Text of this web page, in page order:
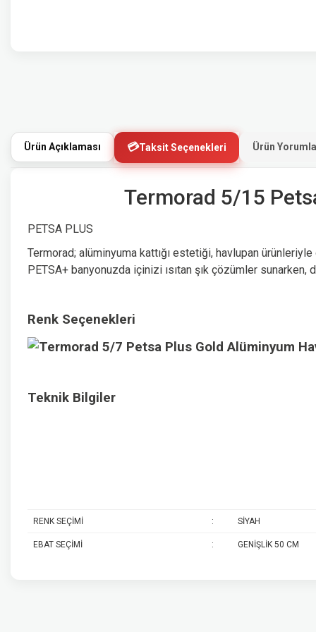
Ürün Açıklaması Taksit Seçenekleri Ürün
Termorad 5/15
PETSA PLUS
Termorad; alüminyuma kattığı estetiği, havlupan
PETSA+ banyonuzda içinizi ısıtan şık çözümler
Renk Seçenekleri
Teknik Bilgiler
RENK SEÇİMİ : SİYAH
EBAT SEÇİMİ : GENİŞLİK 50 CM